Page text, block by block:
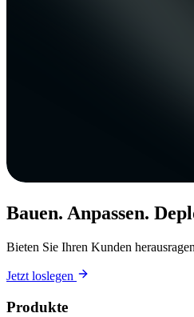
Bauen. Anpassen.
Bieten Sie Ihren Kunden
Jetzt loslegen
Produkte